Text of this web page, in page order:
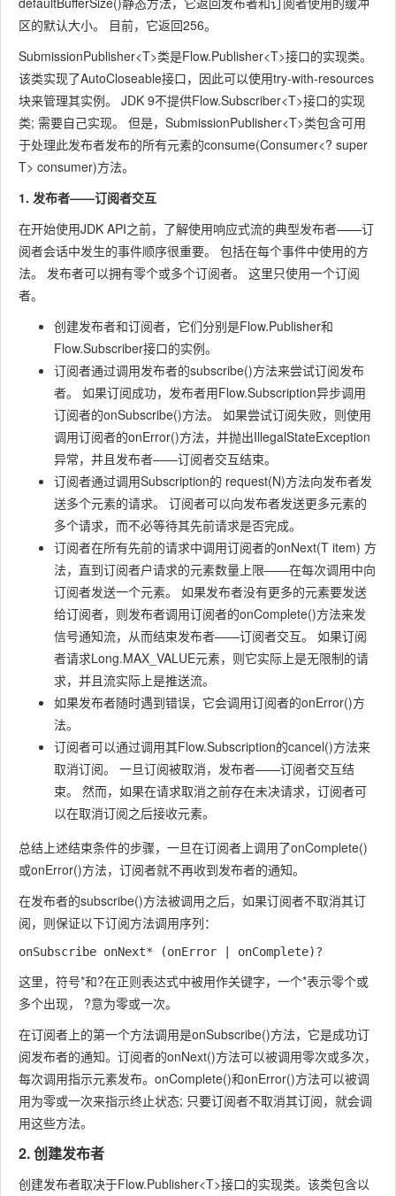
区的默认大小。 目前，它返回256。
SubmissionPublisher<T>类是Flow.Publisher<T>接口的实现类。
该类实现了AutoCloseable接口，因此可以使用try-with-resources
块来管理其实例。 JDK 9不提供Flow.Subscriber<T>接口的实现
类; 需要自己实现。 但是， SubmissionPublisher<T>类包含可用
于处理此发布者发布的所有元素的consume(Consumer<? super
T> consumer)方法。
1. 发布者——订阅者交互
在开始使用JDK API之前，了解使用响应式流的典型发布者——订
阅者会话中发生的事件顺序很重要。 包括在每个事件中使用的方
法。 发布者可以拥有零个或多个订阅者。 这里只使用一个订阅
者。
创建发布者和订阅者，它们分别是Flow.Publisher和
Flow.Subscriber接口的实例。
订阅者通过调用发布者的subscribe()方法来尝试订阅发布
者。 如果订阅成功，发布者用Flow.Subscription异步调用
订阅者的onSubscribe()方法。 如果尝试订阅失败，则使用
调用订阅者的onError()方法，并抛出IllegalStateException
异常，并且发布者——订阅者交互结束。
订阅者通过调用Subscription的 request(N)方法向发布者发
送多个元素的请求。 订阅者可以向发布者发送更多元素的
多个请求，而不必等待其先前请求是否完成。
订阅者在所有先前的请求中调用订阅者的onNext(T item) 方
法，直到订阅者户请求的元素数量上限——在每次调用中向
订阅者发送一个元素。 如果发布者没有更多的元素要发送
给订阅者，则发布者调用订阅者的onComplete()方法来发
信号通知流，从而结束发布者——订阅者交互。 如果订阅
者请求Long.MAX_VALUE元素，则它实际上是无限制的请
求，并且流实际上是推送流。
如果发布者随时遇到错误，它会调用订阅者的onError()方
法。
订阅者可以通过调用其Flow.Subscription的cancel()方法来
取消订阅。 一旦订阅被取消，发布者——订阅者交互结
束。 然而，如果在请求取消之前存在未决请求，订阅者可
以在取消订阅之后接收元素。
总结上述结束条件的步骤，一旦在订阅者上调用了onComplete()
或onError()方法，订阅者就不再收到发布者的通知。
在发布者的subscribe()方法被调用之后，如果订阅者不取消其订
阅，则保证以下订阅方法调用序列：
这里，符号*和?在正则表达式中被用作关键字，一个*表示零个或
多个出现， ?意为零或一次。
在订阅者上的第一个方法调用是onSubscribe()方法，它是成功订
阅发布者的通知。订阅者的onNext()方法可以被调用零次或多次，
每次调用指示元素发布。 onComplete()和onError()方法可以被调
用为零或一次来指示终止状态; 只要订阅者不取消其订阅，就会调
用这些方法。
2. 创建发布者
创建发布者取决于Flow.Publisher<T>接口的实现类。该类包含以